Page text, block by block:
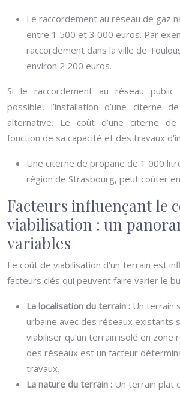
Le raccordement au réseau de gaz
entre 1 500 et 3 000 euros. Par
raccordement dans la ville de
environ 2 200 euros.
Si le raccordement au réseau
possible, l’installation d’une citerne
alternative. Le coût d’une citerne
fonction de sa capacité et des travaux
Une citerne de propane de 1 000
région de Strasbourg, peut coûter
Facteurs influençant le
viabilisation : un
variables
Le coût de viabilisation d’un terrain est
facteurs clés qui peuvent faire varier le
La localisation du terrain : Un terrain
urbaine avec des réseaux existants
viabiliser qu’un terrain isolé en zone
des réseaux est un facteur
travaux.
La nature du terrain : Un terrain plat